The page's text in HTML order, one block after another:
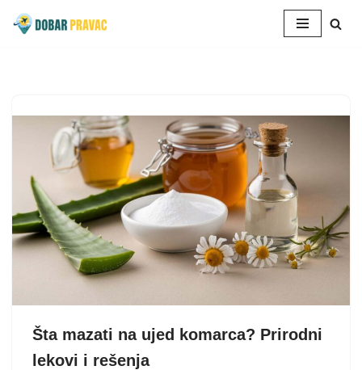
Šta mazati na ujed komarca? Prirodni
lekovi i rešenja